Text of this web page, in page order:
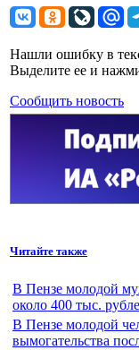
Нашли ошибку в
Выделите ее и
Сообщить новость
Читайте также
В Пензе молодой
около 400 тыс.
В Пензе молодой
вымогательства